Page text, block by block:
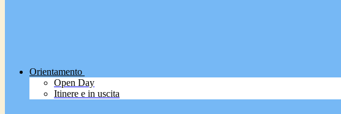
Orientamento
Open Day
Itinere e in uscita